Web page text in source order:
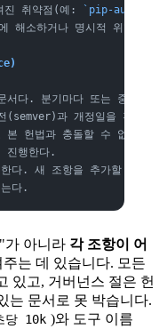
진 취약점(예: `pip-audit`
해소하거나 명시적 위험 수용
서다. 분기마다 또는 중대한
(semver)과 개정일을 갱신한
본 헌법과 충돌할 수 없다. 충
진행한다.
다. 새 조항을 추가할 때는 "
다.
가 아니라 각 조항이 어
주는 데 있습니다. 모든
있고, 거버넌스 절은 헌
는 문서로 못 박습니다.
당 10k )와 도구 이름